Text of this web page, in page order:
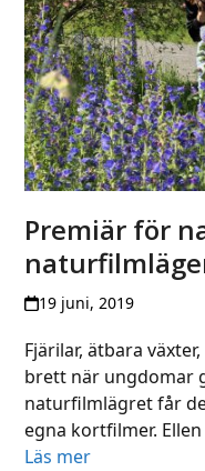
Premiär för
19 juni, 2019
Fjärilar, ätbara
brett när ungdomar
naturfilmlägret får
egna kortfilmer.
Läs mer